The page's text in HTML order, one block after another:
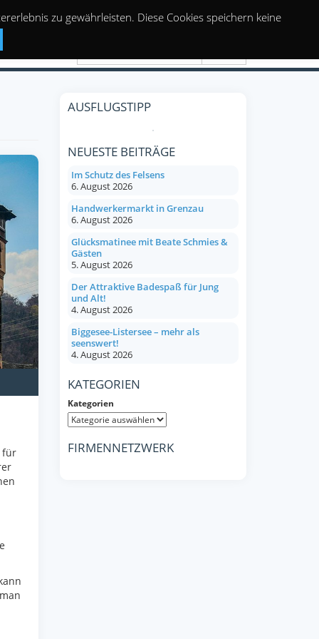
für
AUSFLUGSTIPP
NEUESTE BEITRÄGE
Im Schutz des Felsens
6. August 2026
Handwerkermarkt in Grenzau
6. August 2026
Glücksmatinee mit Beate Schmies &
Gästen
5. August 2026
Der Attraktive Badespaß für Jung
und Alt!
4. August 2026
Biggesee-Listersee – mehr als
seenswert!
4. August 2026
KATEGORIEN
Kategorien
FIRMENNETZWERK
zu gewährleisten. Diese Cookies speichern keine